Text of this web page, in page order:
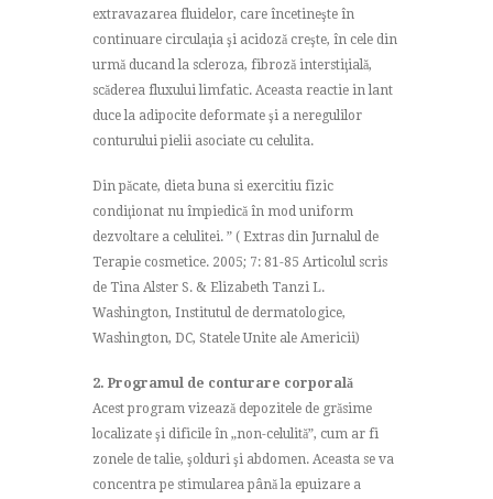
extravazarea fluidelor, care încetineşte în
continuare circulaţia şi acidoză creşte, în cele din
urmă ducand la scleroza, fibroză interstiţială,
scăderea fluxului limfatic. Aceasta reactie in lant
duce la adipocite deformate şi a neregulilor
conturului pielii asociate cu celulita.
Din păcate, dieta buna si exercitiu fizic
condiţionat nu împiedică în mod uniform
dezvoltare a celulitei. ” ( Extras din Jurnalul de
Terapie cosmetice. 2005; 7: 81-85 Articolul scris
de Tina Alster S. & Elizabeth Tanzi L.
Washington, Institutul de dermatologice,
Washington, DC, Statele Unite ale Americii)
2. Programul de conturare corporală
Acest program vizează depozitele de grăsime
localizate şi dificile în „non-celulită”, cum ar fi
zonele de talie, şolduri şi abdomen. Aceasta se va
concentra pe stimularea până la epuizare a